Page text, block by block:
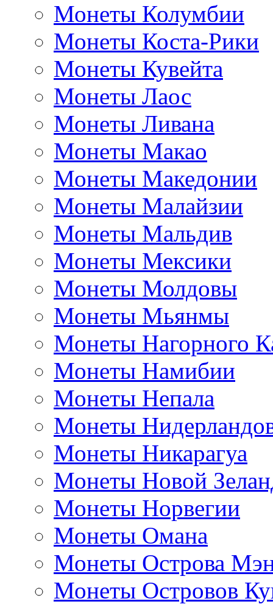
Монеты Колумбии
Монеты Коста-Рики
Монеты Кувейта
Монеты Лаос
Монеты Ливана
Монеты Макао
Монеты Македонии
Монеты Малайзии
Монеты Мальдив
Монеты Мексики
Монеты Молдовы
Монеты Мьянмы
Монеты Нагорного
Монеты Намибии
Монеты Непала
Монеты
Монеты Никарагуа
Монеты Новой
Монеты Норвегии
Монеты Омана
Монеты Острова
Монеты Островов